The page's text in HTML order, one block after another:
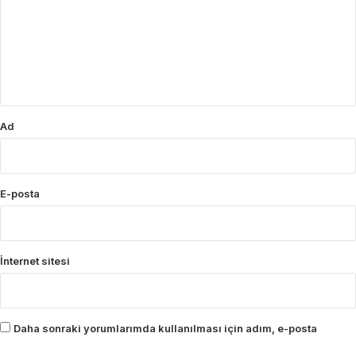
Ad
E-posta
İnternet sitesi
Daha sonraki yorumlarımda kullanılması için adım, e-posta